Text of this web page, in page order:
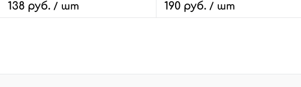
138 руб. / шт
Быстрый заказ
Сравнить
190 руб. / шт
Быстрый заказ
Сравнить